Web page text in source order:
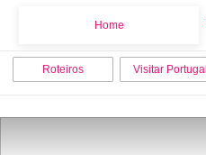
Home
Roteiros Visitar Portugal